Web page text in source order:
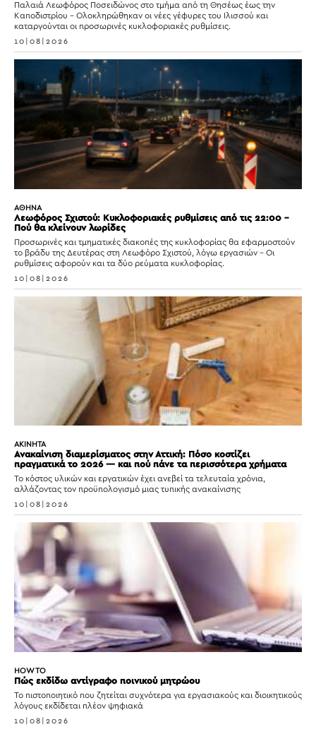
Παλαιά Λεωφόρος Ποσειδώνος στο τμήμα από τη Θησέως έως την
Καποδιστρίου – Ολοκληρώθηκαν οι νέες γέφυρες του Ιλισσού και
καταργούνται οι προσωρινές κυκλοφοριακές ρυθμίσεις.
10|08|2026
ΑΘΗΝΑ
Λεωφόρος Σχιστού: Κυκλοφοριακές ρυθμίσεις από τις 22:00 –
Πού θα κλείνουν λωρίδες
Προσωρινές και τμηματικές διακοπές της κυκλοφορίας θα εφαρμοστούν
το βράδυ της Δευτέρας στη Λεωφόρο Σχιστού, λόγω εργασιών – Οι
ρυθμίσεις αφορούν και τα δύο ρεύματα κυκλοφορίας.
10|08|2026
ΑΚΙΝΗΤΑ
Ανακαίνιση διαμερίσματος στην Αττική: Πόσο κοστίζει
πραγματικά το 2026 — και πού πάνε τα περισσότερα χρήματα
Το κόστος υλικών και εργατικών έχει ανεβεί τα τελευταία χρόνια,
αλλάζοντας τον προϋπολογισμό μιας τυπικής ανακαίνισης
10|08|2026
HOW TO
Πώς εκδίδω αντίγραφο ποινικού μητρώου
Το πιστοποιητικό που ζητείται συχνότερα για εργασιακούς και διοικητικούς
λόγους εκδίδεται πλέον ψηφιακά
10|08|2026